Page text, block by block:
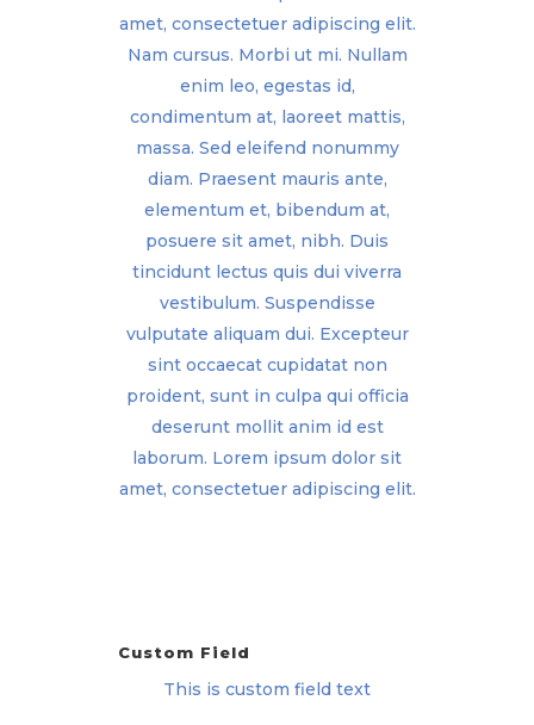
amet, consectetuer adipiscing elit.
Nam cursus. Morbi ut mi. Nullam
enim leo, egestas id,
condimentum at, laoreet mattis,
massa. Sed eleifend nonummy
diam. Praesent mauris ante,
elementum et, bibendum at,
posuere sit amet, nibh. Duis
tincidunt lectus quis dui viverra
vestibulum. Suspendisse
vulputate aliquam dui. Excepteur
sint occaecat cupidatat non
proident, sunt in culpa qui officia
deserunt mollit anim id est
laborum. Lorem ipsum dolor sit
amet, consectetuer adipiscing elit.
Custom Field
This is custom field text